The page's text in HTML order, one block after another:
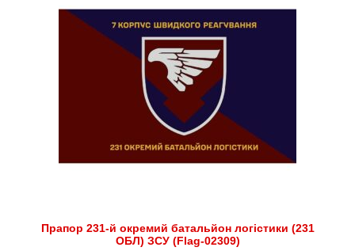
Прапор 231-й окремий батальйон логістики (231
ОБЛ) ЗСУ (Flag-02309)